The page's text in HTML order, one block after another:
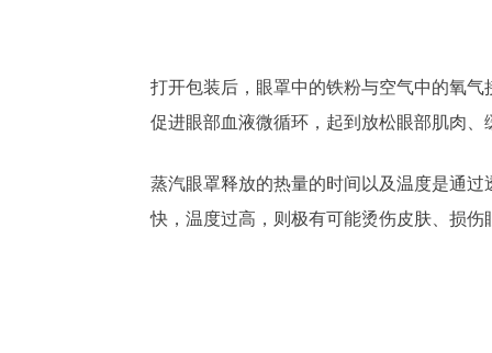
打开包装后，眼罩中的铁粉与空气中的氧
促进眼部血液微循环，起到放松眼部肌肉
蒸汽眼罩释放的热量的时间以及温度是通
快，温度过高，则极有可能烫伤皮肤、损伤